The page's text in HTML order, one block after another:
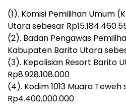
(1). Komisi Pemilihan Umum
Utara sebesar
(2). Badan Pengawas
Kabupaten Barito Utara
(3). Kepolisian Resort Barito
Rp8.928.108.000
(4). Kodim 1013 Muara Teweh
Rp4.400.000.000